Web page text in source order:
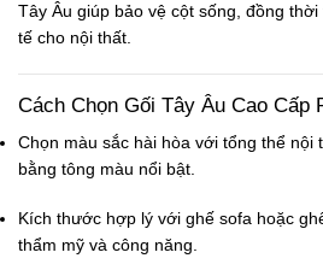
Tây Âu giúp bảo vệ cột sống, đồng
tế cho nội thất.
Cách Chọn Gối Tây Âu Cao Cấp
Chọn màu sắc hài hòa với tổng thể nội
bằng tông màu nổi bật.
Kích thước hợp lý với ghế sofa hoặc
thẩm mỹ và công năng.